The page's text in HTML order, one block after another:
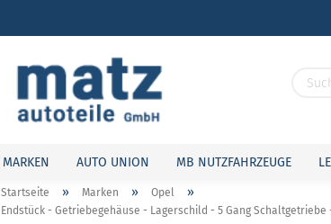
MARKEN AUTO UNION MB NUTZFAHRZEUGE
Startseite » Marken » Opel »
Endstück - Getriebegehäuse - Lagerschild - 5 Gang Schaltgetriebe